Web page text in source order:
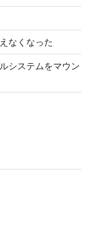
なくなった
システムをマウン